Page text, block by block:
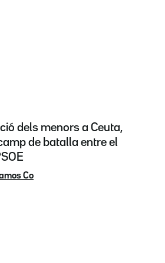
dels menors a Ceuta,
de batalla entre el
Co